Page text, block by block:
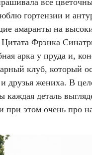
гортензии и
амаранты на
Цитата Фрэнка
арка у пруда и,
клуб, который
друзья жениха. В
каждая деталь
при этом очень про